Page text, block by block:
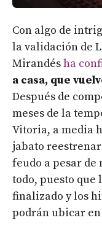
Con algo de
la validación de
Mirandésha
a casa, que
Después de
meses de la
Vitoria, a media
jabato
feudo a pesar de
todo, puesto que
finalizado y los
podrán ubicar en